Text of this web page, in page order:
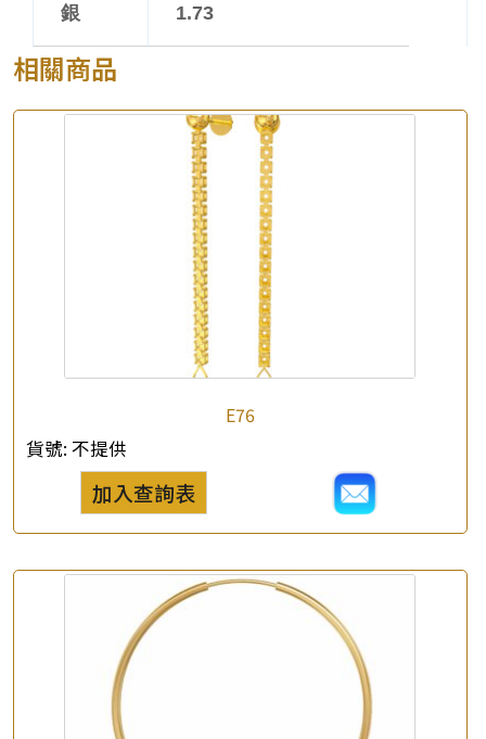
公司名稱
*e-mail
*聯絡電話
查詢以下產品
銀 1.73
相關商品
E76
貨號: 不提供
加入查詢表